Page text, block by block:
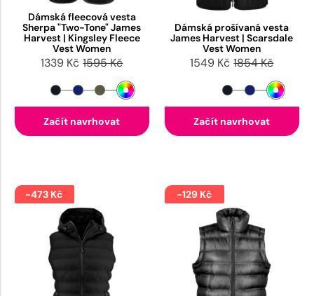
Dámská fleecová vesta
Sherpa "Two-Tone" James
Harvest | Kingsley Fleece
Vest Women
1339 Kč 1595 Kč
Začít navrhovat
Dámská prošívaná vesta
James Harvest | Scarsdale
Vest Women
1549 Kč 1854 Kč
Začít navrhovat
-473 Kč -129 Kč